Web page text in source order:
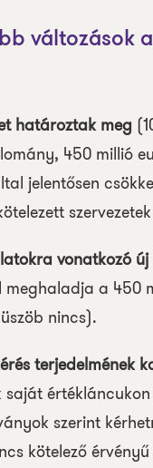
változások
határoztak meg
450 millió
jelentősen
vonatkozó
meghaladja a 450
nincs).
terjedelmének
szerint
kötelező